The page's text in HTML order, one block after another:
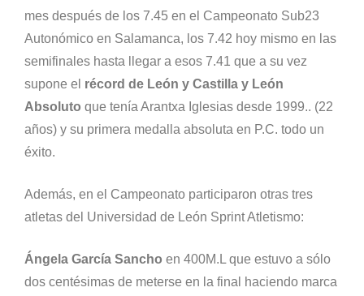
mes después de los 7.45 en el Campeonato Sub23
Autonómico en Salamanca, los 7.42 hoy mismo en las
semifinales hasta llegar a esos 7.41 que a su vez
supone el récord de León y Castilla y León
Absoluto que tenía Arantxa Iglesias desde 1999.. (22
años) y su primera medalla absoluta en P.C. todo un
éxito.
Además, en el Campeonato participaron otras tres
atletas del Universidad de León Sprint Atletismo:
Ángela García Sancho en 400M.L que estuvo a sólo
dos centésimas de meterse en la final haciendo marca